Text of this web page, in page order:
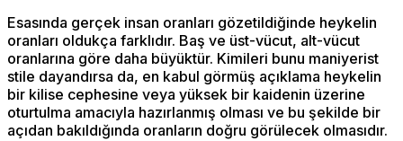
Esasında gerçek insan oranları gözetildiğinde heykelin
oranları oldukça farklıdır. Baş ve üst-vücut, alt-vücut
oranlarına göre daha büyüktür. Kimileri bunu maniyerist
stile dayandırsa da, en kabul görmüş açıklama heykelin
bir kilise cephesine veya yüksek bir kaidenin üzerine
oturtulma amacıyla hazırlanmış olması ve bu şekilde bir
açıdan bakıldığında oranların doğru görülecek olmasıdır.